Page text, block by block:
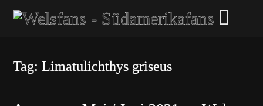
Tag: Limatulichthys griseus